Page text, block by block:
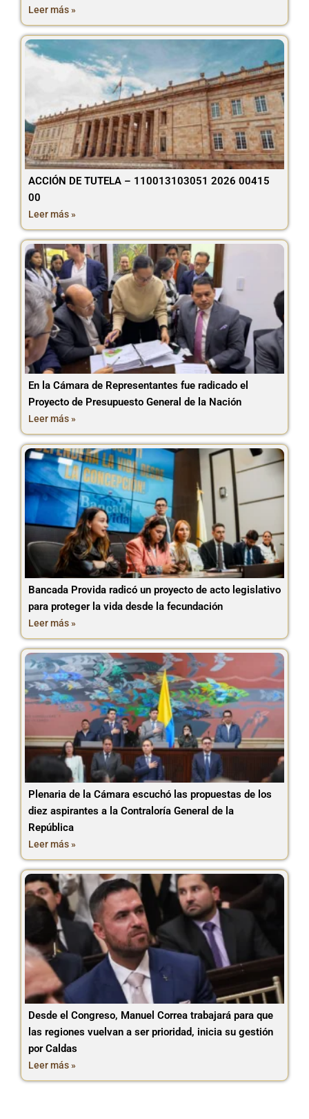
Leer más »
ACCIÓN DE TUTELA – 110013103051 2026 00415
00
Leer más »
En la Cámara de Representantes fue radicado el
Proyecto de Presupuesto General de la Nación
Leer más »
Bancada Provida radicó un proyecto de acto legislativo
para proteger la vida desde la fecundación
Leer más »
Plenaria de la Cámara escuchó las propuestas de los
diez aspirantes a la Contraloría General de la
República
Leer más »
Desde el Congreso, Manuel Correa trabajará para que
las regiones vuelvan a ser prioridad, inicia su gestión
por Caldas
Leer más »